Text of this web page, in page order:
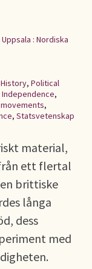
Uppsala : Nordiska
History, Political
Independence,
,
, Statsvetenskap
material,
ett flertal
brittiske
långa
dess
med